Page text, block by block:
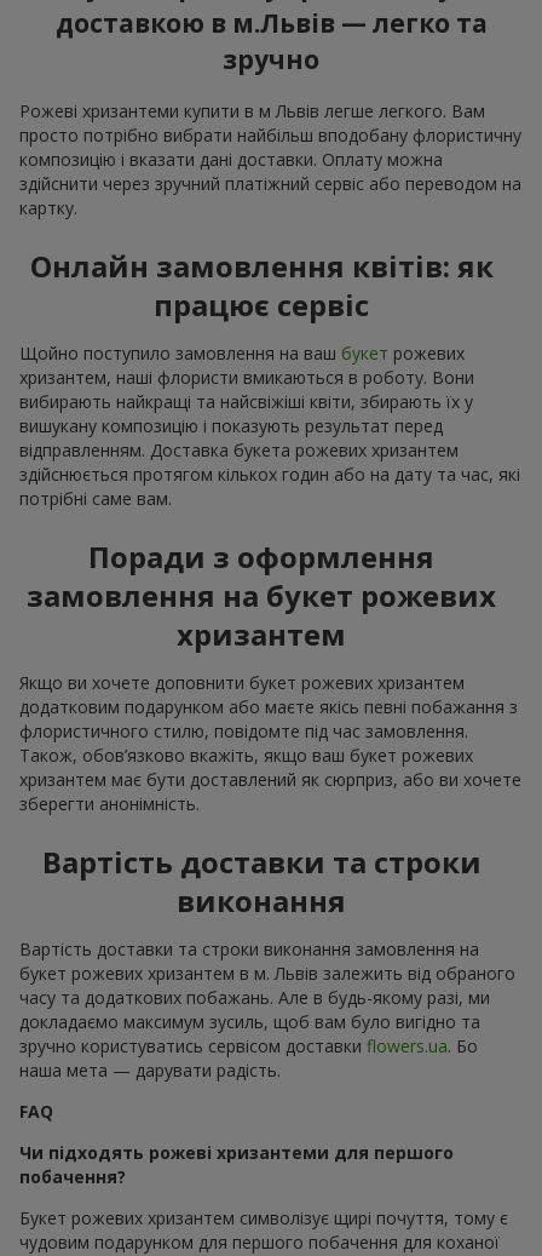
доставкою в м.Львів — легко та
зручно
Рожеві хризантеми купити в м Львів легше легкого. Вам
просто потрібно вибрати найбільш вподобану флористичну
композицію і вказати дані доставки. Оплату можна
здійснити через зручний платіжний сервіс або переводом на
картку.
Онлайн замовлення квітів: як
працює сервіс
Щойно поступило замовлення на ваш букет рожевих
хризантем, наші флористи вмикаються в роботу. Вони
вибирають найкращі та найсвіжіші квіти, збирають їх у
вишукану композицію і показують результат перед
відправленням. Доставка букета рожевих хризантем
здійснюється протягом кількох годин або на дату та час, які
потрібні саме вам.
Поради з оформлення
замовлення на букет рожевих
хризантем
Якщо ви хочете доповнити букет рожевих хризантем
додатковим подарунком або маєте якісь певні побажання з
флористичного стилю, повідомте під час замовлення.
Також, обов’язково вкажіть, якщо ваш букет рожевих
хризантем має бути доставлений як сюрприз, або ви хочете
зберегти анонімність.
Вартість доставки та строки
виконання
Вартість доставки та строки виконання замовлення на
букет рожевих хризантем в м. Львів залежить від обраного
часу та додаткових побажань. Але в будь-якому разі, ми
докладаємо максимум зусиль, щоб вам було вигідно та
зручно користуватись сервісом доставки flowers.ua. Бо
наша мета — дарувати радість.
FAQ
Чи підходять рожеві хризантеми для першого
побачення?
Букет рожевих хризантем символізує щирі почуття, тому є
чудовим подарунком для першого побачення для коханої